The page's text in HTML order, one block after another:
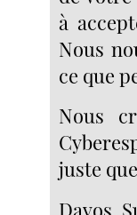
à
Nous
ce que
Nous
juste